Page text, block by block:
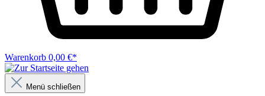
Warenkorb 0,00 €*
Menü schließen